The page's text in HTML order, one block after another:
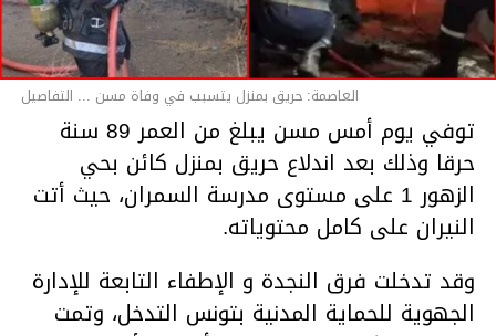
العاصمة: حريق بمنزل يتسبب في وفاة مسن ... التفاصيل
توفي يوم أمس مسن يبلغ من العمر 89 سنة
حرقا وذلك بعد اندلاع حريق بمنزل كائن بحي
الزهور 1 على مستوى مدرسة السمران، حيث أتت
النيران على كامل محتوياته.
وقد تدخلت فرق النجدة و الإطفاء التابعة للإدارة
الجهوية للحماية المدنية بتونس التدخل، وتمت